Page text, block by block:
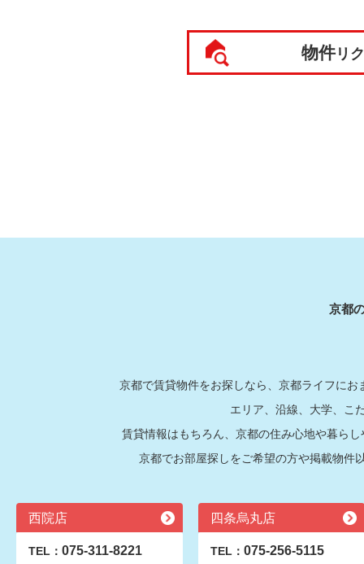
物件リ
京都
京都で賃貸物件をお探しなら、京都ライフに
エリア、沿線、大学、こ
賃貸情報はもちろん、京都の住み心地や暮ら
京都でお部屋探しをご希望の方や掲載物件
西院店
TEL： 075-311-8221
四条烏丸店
TEL： 075-256-5115